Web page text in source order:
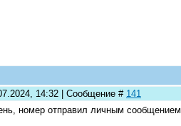
14:32 | Сообщение # 141
номер отправил личным сообщением.